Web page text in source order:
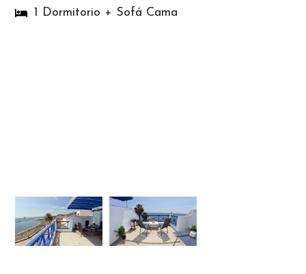
1 Dormitorio + Sofá Cama